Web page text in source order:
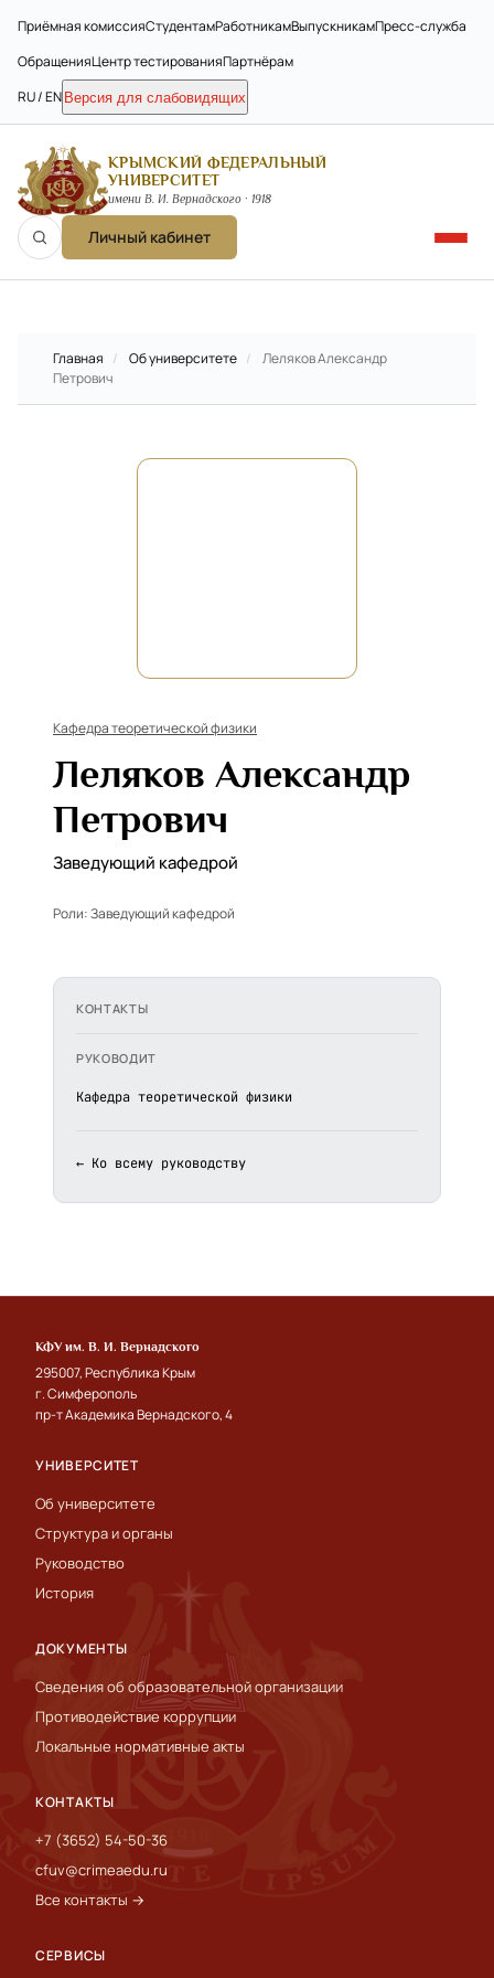
Приёмная комиссияСтудентамРаботникамВыпускникамПресс-служба
ОбращенияЦентр тестированияПартнёрам
RU / EN Версия для слабовидящих
КРЫМСКИЙ ФЕДЕРАЛЬНЫЙ
УНИВЕРСИТЕТ
имени В. И. Вернадского · 1918
Личный кабинет
Главная / Об университете /
Леляков Александр
Петрович
Кафедра теоретической физики
Леляков Александр
Петрович
Заведующий кафедрой
Роли:Заведующий кафедрой
КОНТАКТЫ
РУКОВОДИТ
Кафедра теоретической физики
← Ко всему руководству
КФУ им. В. И. Вернадского
295007, Республика Крым
г. Симферополь
пр-т Академика Вернадского, 4
УНИВЕРСИТЕТ
Об университете
Структура и органы
Руководство
История
ДОКУМЕНТЫ
Сведения об образовательной организации
Противодействие коррупции
Локальные нормативные акты
КОНТАКТЫ
+7 (3652) 54-50-36
cfuv@crimeaedu.ru
Все контакты →
СЕРВИСЫ